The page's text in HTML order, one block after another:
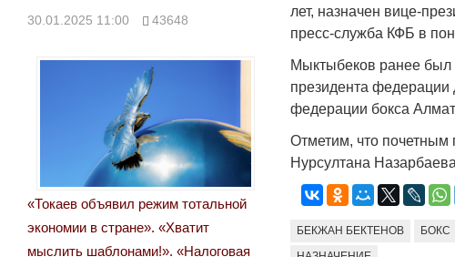
лет, назначен вице-
пресс-служба КФБ в
Мыктыбеков ранее был
президента федерации
федерации бокса
Отметим, что почетным
Нурсултана
БЕКЖАН БЕКТЕНОВ БОКС
30.01.2025 11:00 43648
«Токаев объявил режим тотальной
экономии в стране». «Хватит
мыслить шаблонами!». «Налоговая
17.10.2024 17:00 29972